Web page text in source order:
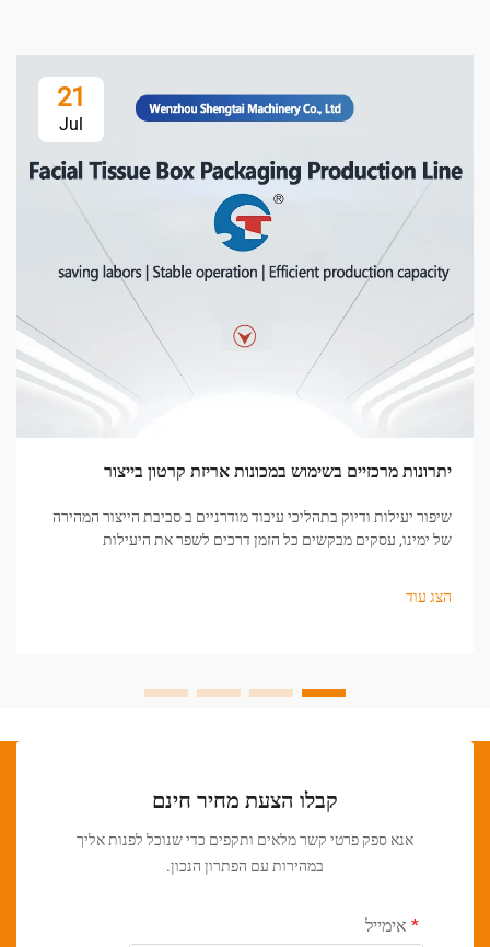
21
Jul
יתרונות מרכזיים בשימוש במכונות אריזת קרטון בייצור
שיפור יעילות ודיוק בתהליכי עיבוד מודרניים ב סביבת הייצור המהירה
של ימינו, עסקים מבקשים כל הזמן דרכים לשפר את היעילות
הצג עוד
קבלו הצעת מחיר חינם
אנא ספק פרטי קשר מלאים ותקפים כדי שנוכל לפנות אליך
במהירות עם הפתרון הנכון.
אימייל